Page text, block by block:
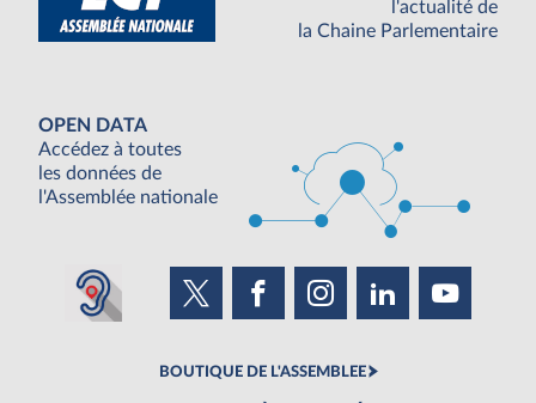
l'actualité de
la Chaine Parlementaire
OPEN DATA
Accédez à toutes
les données de
l'Assemblée nationale
BOUTIQUE DE L'ASSEMBLEE